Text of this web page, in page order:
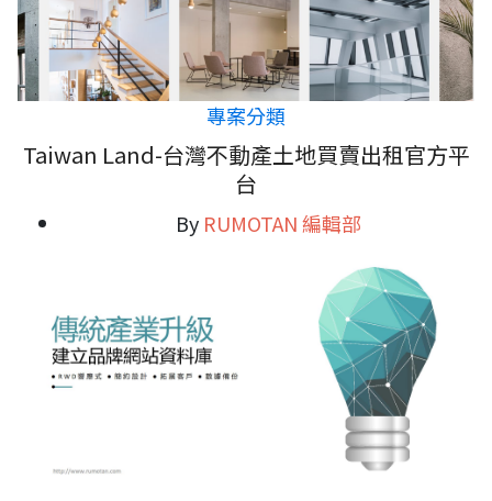
專案分類
Taiwan Land-台灣不動產土地買賣出租官方平
台
By RUMOTAN 編輯部